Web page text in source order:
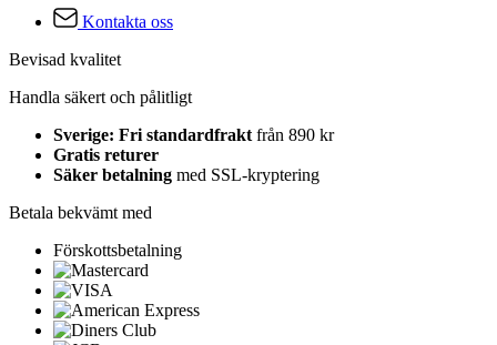
Kontakta oss
Bevisad kvalitet
Handla säkert och pålitligt
Sverige: Fri standardfrakt från 890 kr
Gratis returer
Säker betalning med SSL-kryptering
Betala bekvämt med
Förskottsbetalning